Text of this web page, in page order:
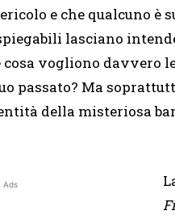
e che qualcuno è
lasciano
cosa vogliono davvero
passato? Ma
della misteriosa
Ads